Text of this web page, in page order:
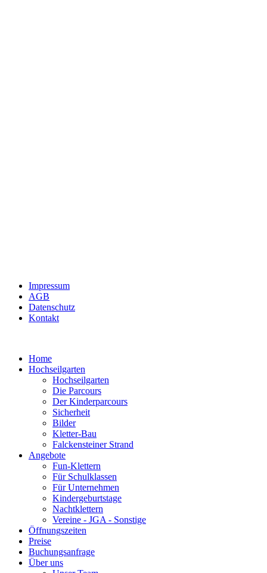
Impressum
AGB
Datenschutz
Kontakt
Home
Hochseilgarten
Hochseilgarten
Die Parcours
Der Kinderparcours
Sicherheit
Bilder
Kletter-Bau
Falckensteiner Strand
Angebote
Fun-Klettern
Für Schulklassen
Für Unternehmen
Kindergeburtstage
Nachtklettern
Vereine - JGA - Sonstige
Öffnungszeiten
Preise
Buchungsanfrage
Über uns